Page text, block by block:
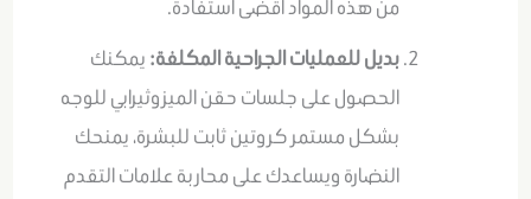
من هذه المواد أقضى استفادة.
بديل للعمليات الجراحية المكلفة: يمكنك
الحصول على جلسات حقن الميزوثيرابي للوجه
بشكل مستمر كروتين ثابت للبشرة، يمنحك
النضارة ويساعدك على محاربة علامات التقدم